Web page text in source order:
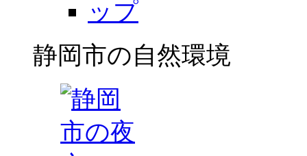
静岡市の自然環境